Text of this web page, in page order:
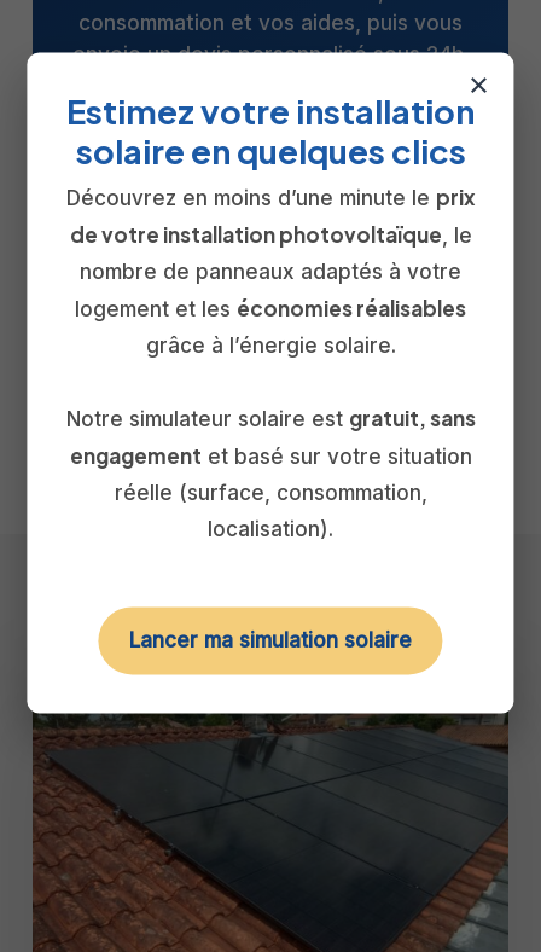
consommation et vos aides, puis vous
envoie un devis personnalisé sous 24h.
Demander mon devis gratuit
Estimer mes économies
Quelques actus
Production
d’un
panneau
solaire
:
par
jour,
par
×
Estimez votre installation
solaire en quelques clics
Découvrez en moins d’une minute le prix
de votre installation photovoltaïque , le
nombre de panneaux adaptés à votre
logement et les économies réalisables
grâce à l’énergie solaire.
Notre simulateur solaire est gratuit, sans
engagement et basé sur votre situation
réelle (surface, consommation,
localisation).
Lancer ma simulation solaire